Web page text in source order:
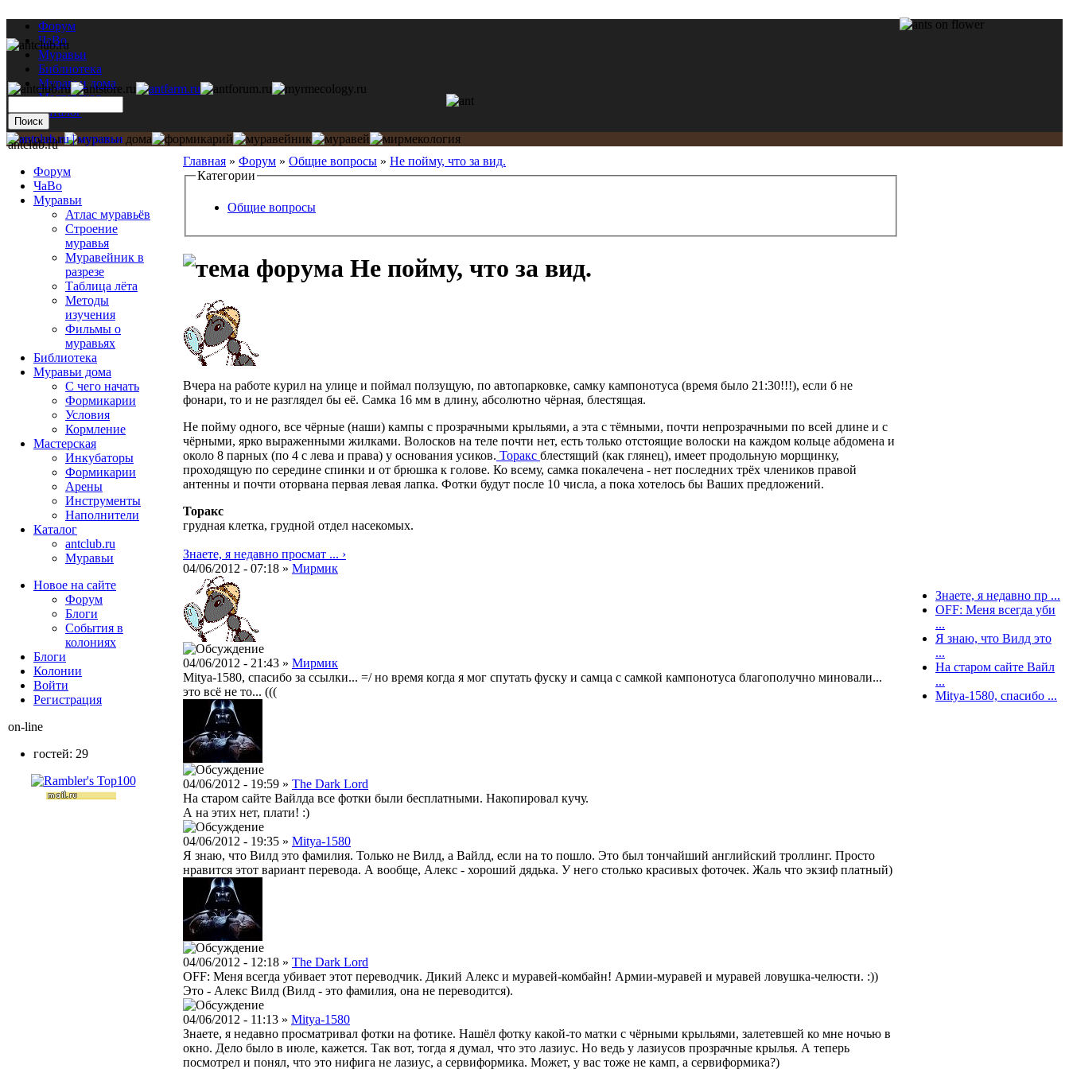
Форум
ЧаВо
Муравьи
Библиотека
Муравьи дома
Мастерская
Каталог
Главная » Форум » Общие вопросы » Не пойму, что за вид.
Категории
Общие вопросы
Не пойму, что за вид.
Вчера на работе курил на улице и поймал ползущую, по автопарковке, самку кампонотуса (время было 21:30!!!), если б не
фонари, то и не разглядел бы её. Самка 16 мм в длину, абсолютно чёрная, блестящая.
Не пойму одного, все чёрные (наши) кампы с прозрачными крыльями, а эта с тёмными, почти непрозрачными по всей длине и с
чёрными, ярко выраженными жилками. Волосков на теле почти нет, есть только отстоящие волоски на каждом кольце абдомена и
около 8 парных (по 4 с лева и права) у основания усиков. Торакс блестящий (как глянец), имеет продольную морщинку,
проходящую по середине спинки и от брюшка к голове. Ко всему, самка покалечена - нет последних трёх члеников правой
антенны и почти оторвана первая левая лапка. Фотки будут после 10 числа, а пока хотелось бы Ваших предложений.
Торакс
грудная клетка, грудной отдел насекомых.
Знаете, я недавно просмат ... ›
04/06/2012 - 07:18 » Мирмик
04/06/2012 - 21:43 » Мирмик
Mitya-1580, спасибо за ссылки... =/ но время когда я мог спутать фуску и самца с самкой кампонотуса благополучно миновали...
это всё не то... (((
04/06/2012 - 19:59 » The Dark Lord
На старом сайте Вайлда все фотки были бесплатными. Накопировал кучу.
А на этих нет, плати! :)
04/06/2012 - 19:35 » Mitya-1580
Я знаю, что Вилд это фамилия. Только не Вилд, а Вайлд, если на то пошло. Это был тончайший английский троллинг. Просто
нравится этот вариант перевода. А вообще, Алекс - хороший дядька. У него столько красивых фоточек. Жаль что экзиф платный)
04/06/2012 - 12:18 » The Dark Lord
OFF: Меня всегда убивает этот переводчик. Дикий Алекс и муравей-комбайн! Армии-муравей и муравей ловушка-челюсти. :))
Это - Алекс Вилд (Вилд - это фамилия, она не переводится).
04/06/2012 - 11:13 » Mitya-1580
Знаете, я недавно просматривал фотки на фотике. Нашёл фотку какой-то матки с чёрными крыльями, залетевшей ко мне ночью в
окно. Дело было в июле, кажется. Так вот, тогда я думал, что это лазиус. Но ведь у лазиусов прозрачные крылья. А теперь
посмотрел и понял, что это нифига не лазиус, а сервиформика. Может, у вас тоже не камп, а сервиформика?)
antclub.ru
Форум
ЧаВо
Муравьи
Атлас муравьёв
Строение
муравья
Муравейник в
разрезе
Таблица лёта
Методы
изучения
Фильмы о
муравьях
Библиотека
Муравьи дома
С чего начать
Формикарии
Условия
Кормление
Мастерская
Инкубаторы
Формикарии
Арены
Инструменты
Наполнители
Каталог
antclub.ru
Муравьи
Новое на сайте
Форум
Блоги
События в
колониях
Блоги
Колонии
Войти
Peгиcтpaция
on-line
гостей: 29
Знаете, я недавно пр ...
OFF: Меня всегда уби
...
Я знаю, что Вилд это
...
На старом сайте Вайл
...
Mitya-1580, спасибо ...